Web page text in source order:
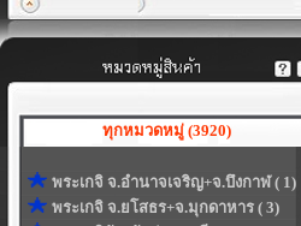
ทุกหมวดหมู่ (3920)
พระเกจิ จ.อำนาจเจริญ+จ.บึงกาฬ ( 1)
พระเกจิ จ.ยโสธร+จ.มุกดาหาร ( 3)